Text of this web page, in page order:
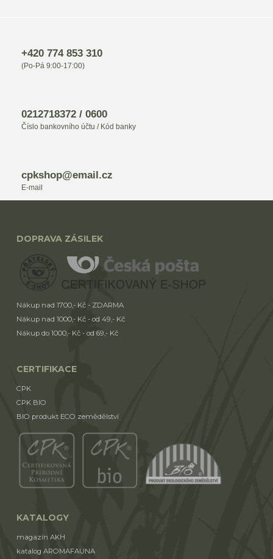
+420 774 853 310
(Po-Pá 9:00-17:00)
0212718372 / 0600
Číslo bankovního účtu / Kód banky
cpkshop@email.cz
E-mail
DOPRAVA ZÁSILEK
Nákup nad 1700,- Kč - ZDARMA
Nákup nad 1000,- Kč - od 49,- Kč
Nákup do 1000,- Kč - od 69,- Kč
CERTIFIKACE
CPK
CPK BIO
BIO produkt ECO zemědělství
KATALOGY
magazín AKH
katalog AROMAFAUNA